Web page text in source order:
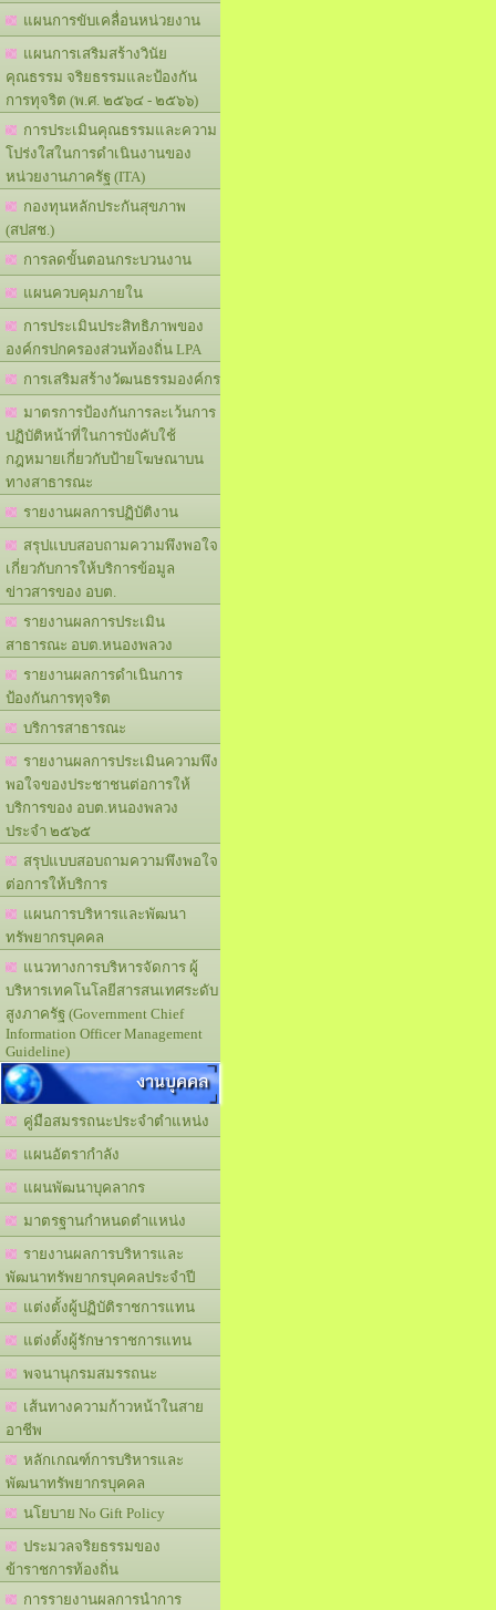
แผนการขับเคลื่อนหน่วยงาน
แผนการเสริมสร้างวินัย
คุณธรรม จริยธรรมและป้องกัน
การทุจริต (พ.ศ. ๒๕๖๔ - ๒๕๖๖)
การประเมินคุณธรรมและความ
โปร่งใสในการดำเนินงานของ
หน่วยงานภาครัฐ (ITA)
กองทุนหลักประกันสุขภาพ
(สปสช.)
การลดขั้นตอนกระบวนงาน
แผนควบคุมภายใน
การประเมินประสิทธิภาพของ
องค์กรปกครองส่วนท้องถิ่น LPA
การเสริมสร้างวัฒนธรรมองค์กร
มาตรการป้องกันการละเว้นการ
ปฏิบัติหน้าที่ในการบังคับใช้
กฎหมายเกี่ยวกับป้ายโฆษณาบน
ทางสาธารณะ
รายงานผลการปฏิบัติงาน
สรุปแบบสอบถามความพึงพอใจ
เกี่ยวกับการให้บริการข้อมูล
ข่าวสารของ อบต.
รายงานผลการประเมิน
สาธารณะ อบต.หนองพลวง
รายงานผลการดำเนินการ
ป้องกันการทุจริต
บริการสาธารณะ
รายงานผลการประเมินความพึง
พอใจของประชาชนต่อการให้
บริการของ อบต.หนองพลวง
ประจำ ๒๕๖๕
สรุปแบบสอบถามความพึงพอใจ
ต่อการให้บริการ
แผนการบริหารและพัฒนา
ทรัพยากรบุคคล
แนวทางการบริหารจัดการ ผู้
บริหารเทคโนโลยีสารสนเทศระดับ
สูงภาครัฐ (Government Chief
Information Officer Management
Guideline)
งานบุคคล
คู่มือสมรรถนะประจำตำแหน่ง
แผนอัตรากำลัง
แผนพัฒนาบุคลากร
มาตรฐานกำหนดตำแหน่ง
รายงานผลการบริหารและ
พัฒนาทรัพยากรบุคคลประจำปี
แต่งตั้งผู้ปฏิบัติราชการแทน
แต่งตั้งผู้รักษาราชการแทน
พจนานุกรมสมรรถนะ
เส้นทางความก้าวหน้าในสาย
อาชีพ
หลักเกณฑ์การบริหารและ
พัฒนาทรัพยากรบุคคล
นโยบาย No Gift Policy
ประมวลจริยธรรมของ
ข้าราชการท้องถิ่น
การรายงานผลการนำการ